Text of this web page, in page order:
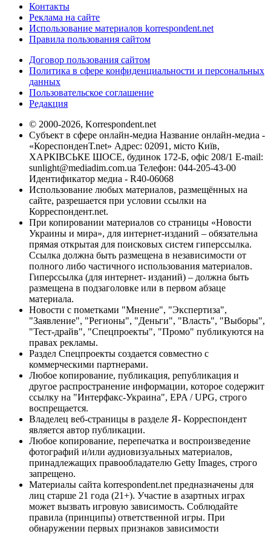
Контакты
Реклама на сайте
Использование материалов korrespondent.net
Правила пользования сайтом
Договор пользования сайтом
Политика в сфере конфиденциальности и персональных
данных
Пользовательское соглашение
Редакция
© 2000-2026, Korrespondent.net
Субъект в сфере онлайн-медиа Название онлайн-медиа -
«КореспонденТ.net» Адрес: 02091, місто Київ,
ХАРКІВСЬКЕ ШОСЕ, будинок 172-Б, офіс 208/1 E-mail:
sunlight@mediadim.com.ua Телефон: 044-205-43-00
Идентификатор медиа - R40-06068
Использование любых материалов, размещённых на
сайте, разрешается при условии ссылки на
Корреспондент.net.
При копировании материалов со страницы «Новости
Украины и мира», для интернет-изданий – обязательна
прямая открытая для поисковых систем гиперссылка.
Ссылка должна быть размещена в независимости от
полного либо частичного использования материалов.
Гиперссылка (для интернет- изданий) – должна быть
размещена в подзаголовке или в первом абзаце
материала.
Новости с пометками "Мнение", "Экспертиза",
"Заявление", "Регионы", "Деньги", "Власть", "Выборы",
"Тест-драйв", "Спецпроекты", "Промо" публикуются на
правах рекламы.
Раздел Спецпроекты создается совместно с
коммерческими партнерами.
Любое копирование, публикация, републикация и
другое распространение информации, которое содержит
ссылку на "Интерфакс-Украина", EPA / UPG, строго
воспрещается.
Владелец веб-страницы в разделе Я- Корреспондент
является автор публикации.
Любое копирование, перепечатка и воспроизведение
фотографий и/или аудиовизуальных материалов,
принадлежащих правообладателю Getty Images, строго
запрещено.
Материалы сайта korrespondent.net предназначены для
лиц старше 21 года (21+). Участие в азартных играх
может вызвать игровую зависимость. Соблюдайте
правила (принципы) ответственной игры. При
обнаружении первых признаков зависимости